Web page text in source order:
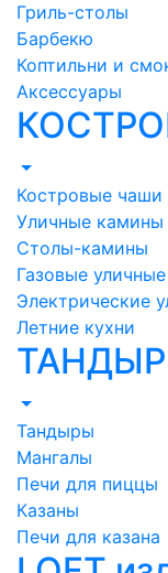
Гриль-столы
Барбекю
Коптильни и
Аксессуары
Костровые чаши
Уличные камины
Столы-камины
Газовые
Электрические
Летние кухни
Тандыры
Мангалы
Печи для пиццы
Казаны
Печи для казана